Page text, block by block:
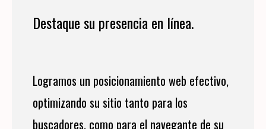
Destaque su presencia en línea.
Logramos un posicionamiento web efectivo,
optimizando su sitio tanto para los
buscadores, como para el navegante de su